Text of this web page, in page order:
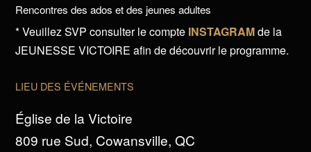
Rencontres des ados et des jeunes adultes
* Veuillez SVP consulter le compte INSTAGRAMde la
JEUNESSE VICTOIRE afin de découvrir le programme.
LIEU DES ÉVÉNEMENTS
Église de la Victoire
809 rue Sud, Cowansville, QC